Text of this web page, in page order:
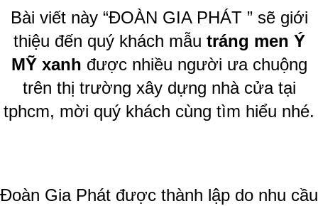
Bài viết này “ĐOÀN GIA PHÁT ” sẽ giới
thiệu đến quý khách mẫu tráng men Ý
MỸxanh được nhiều người ưa chuộng
trên thị trường xây dựng nhà cửa tại
tphcm, mời quý khách cùng tìm hiểu nhé.
Đoàn Gia Phát được thành lập do nhu cầu